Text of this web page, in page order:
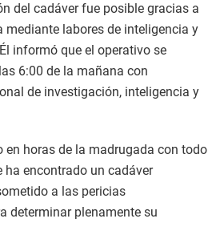
del cadáver fue posible gracias a
labores de inteligencia y
informó que el operativo se
6:00 de la mañana con
de investigación, inteligencia y
en horas de la madrugada con todo
ha encontrado un cadáver
a las pericias
determinar plenamente su